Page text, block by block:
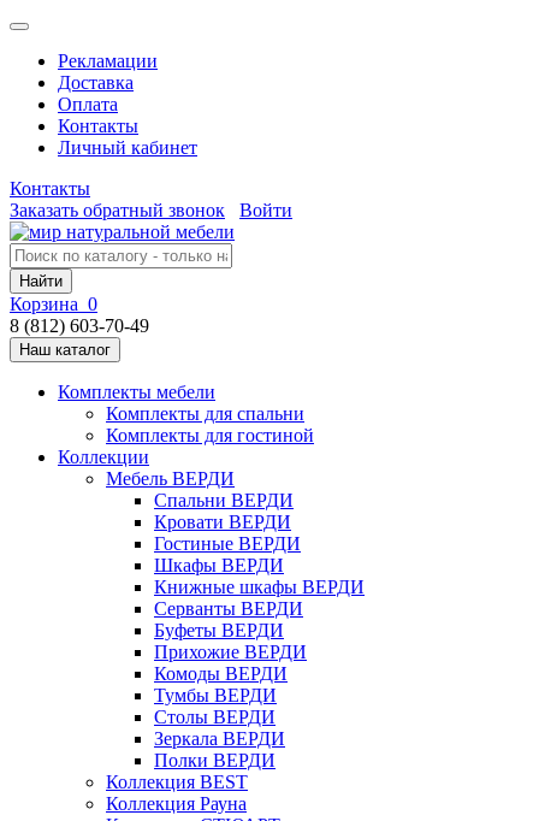
Рекламации
Доставка
Оплата
Контакты
Личный кабинет
Контакты
Заказать обратный звонок
Войти
Найти
Корзина 0
8 (812) 603-70-49
Наш каталог
Комплекты мебели
Комплекты для спальни
Комплекты для гостиной
Коллекции
Мебель ВЕРДИ
Спальни ВЕРДИ
Кровати ВЕРДИ
Гостиные ВЕРДИ
Шкафы ВЕРДИ
Книжные шкафы ВЕРДИ
Серванты ВЕРДИ
Буфеты ВЕРДИ
Прихожие ВЕРДИ
Комоды ВЕРДИ
Тумбы ВЕРДИ
Столы ВЕРДИ
Зеркала ВЕРДИ
Полки ВЕРДИ
Коллекция BEST
Коллекция Рауна